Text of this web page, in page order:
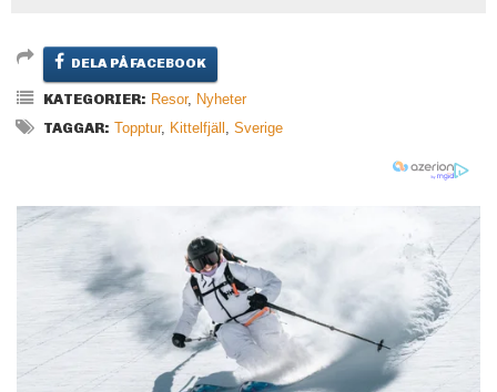
DELA PÅ FACEBOOK
KATEGORIER: Resor, Nyheter
TAGGAR: Topptur, Kittelfjäll , Sverige